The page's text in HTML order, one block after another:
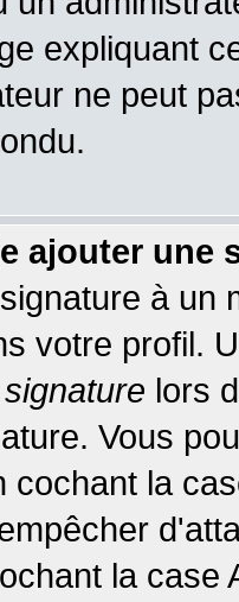
expliquant
ne peut
ajouter une
à un
votre profil.
lors
Vous
cochant la
la